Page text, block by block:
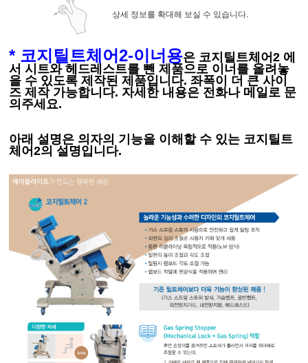
상세 정보를 확대해 보실 수 있습니다.
* 코지틸트체어2-이너용은 코지틸트체어2 에
서 시트와 헤드레스트를 뺀 제품으로 이너를 올려놓
을 수 있도 록 제작된 제품입니다. 좌폭이 더 큰 사이
즈 제작 가능합니다. 자세한 내용은 전화나 메일로 문
의주세요.
아래 설명은 의자의 기능을 이해할 수 있는 코지틸트
체어2의 설명입니다.